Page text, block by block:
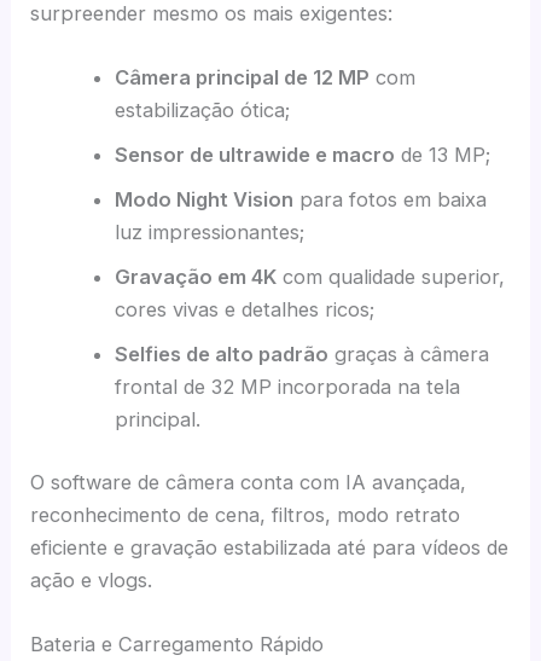
surpreender mesmo os mais exigentes:
Câmera principal de 12 MP com
estabilização ótica;
Sensor de ultrawide e macro de 13 MP;
Modo Night Vision para fotos em baixa
luz impressionantes;
Gravação em 4Kcom qualidade superior,
cores vivas e detalhes ricos;
Selfies de alto padrão graças à câmera
frontal de 32 MP incorporada na tela
principal.
O software de câmera conta com IA avançada,
reconhecimento de cena, filtros, modo retrato
eficiente e gravação estabilizada até para vídeos de
ação e vlogs.
Bateria e Carregamento Rápido